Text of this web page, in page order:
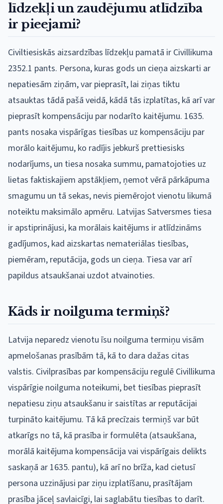
līdzekļi un zaudējumu atlīdzība
ir pieejami?
Civiltiesiskās aizsardzības līdzekļu pamatā ir Civillikuma
2352.1 pants. Persona, kuras gods un cieņa aizskarti ar
nepatiesām ziņām, var pieprasīt, lai ziņas tiktu
atsauktas tādā pašā veidā, kādā tās izplatītas, kā arī var
pieprasīt kompensāciju par nodarīto kaitējumu. 1635.
pants nosaka vispārīgas tiesības uz kompensāciju par
morālo kaitējumu, ko radījis jebkurš prettiesisks
nodarījums, un tiesa nosaka summu, pamatojoties uz
lietas faktiskajiem apstākļiem, ņemot vērā pārkāpuma
smagumu un tā sekas, nevis piemērojot vienotu likumā
noteiktu maksimālo apmēru. Latvijas Satversmes tiesa
ir apstiprinājusi, ka morālais kaitējums ir atlīdzināms
gadījumos, kad aizskartas nemateriālas tiesības,
piemēram, reputācija, gods un cieņa. Tiesa var arī
papildus atsaukšanai uzdot atvainoties.
Kāds ir noilguma termiņš?
Latvija neparedz vienotu īsu noilguma termiņu visām
apmelošanas prasībām tā, kā to dara dažas citas
valstis. Civilprasības par kompensāciju regulē Civillikuma
vispārīgie noilguma noteikumi, bet tiesības pieprasīt
nepatiesu ziņu atsaukšanu ir saistītas ar reputācijai
turpināto kaitējumu. Tā kā precīzais termiņš var būt
atkarīgs no tā, kā prasība ir formulēta (atsaukšana,
morālā kaitējuma kompensācija vai vispārīgais delikts
saskaņā ar 1635. pantu), kā arī no brīža, kad cietusī
persona uzzinājusi par ziņu izplatīšanu, prasītājam
prasība jāceļ savlaicīgi, lai saglabātu tiesības to darīt.